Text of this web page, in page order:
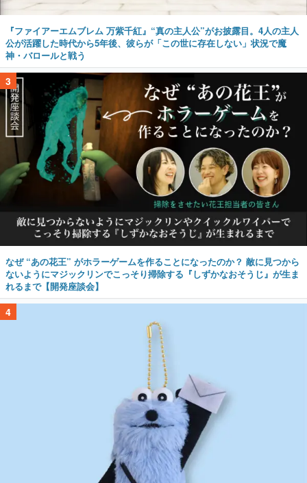
『ファイアーエムブレム 万紫千紅』“真の主人公”がお披露目。4人の主人
公が活躍した時代から5年後、彼らが「この世に存在しない」状況で魔
神・バロールと戦う
3
なぜ “あの花王” がホラーゲームを作ることになったのか？ 敵に見つから
ないようにマジックリンでこっそり掃除する『しずかなおそうじ』が生ま
れるまで【開発座談会】
4